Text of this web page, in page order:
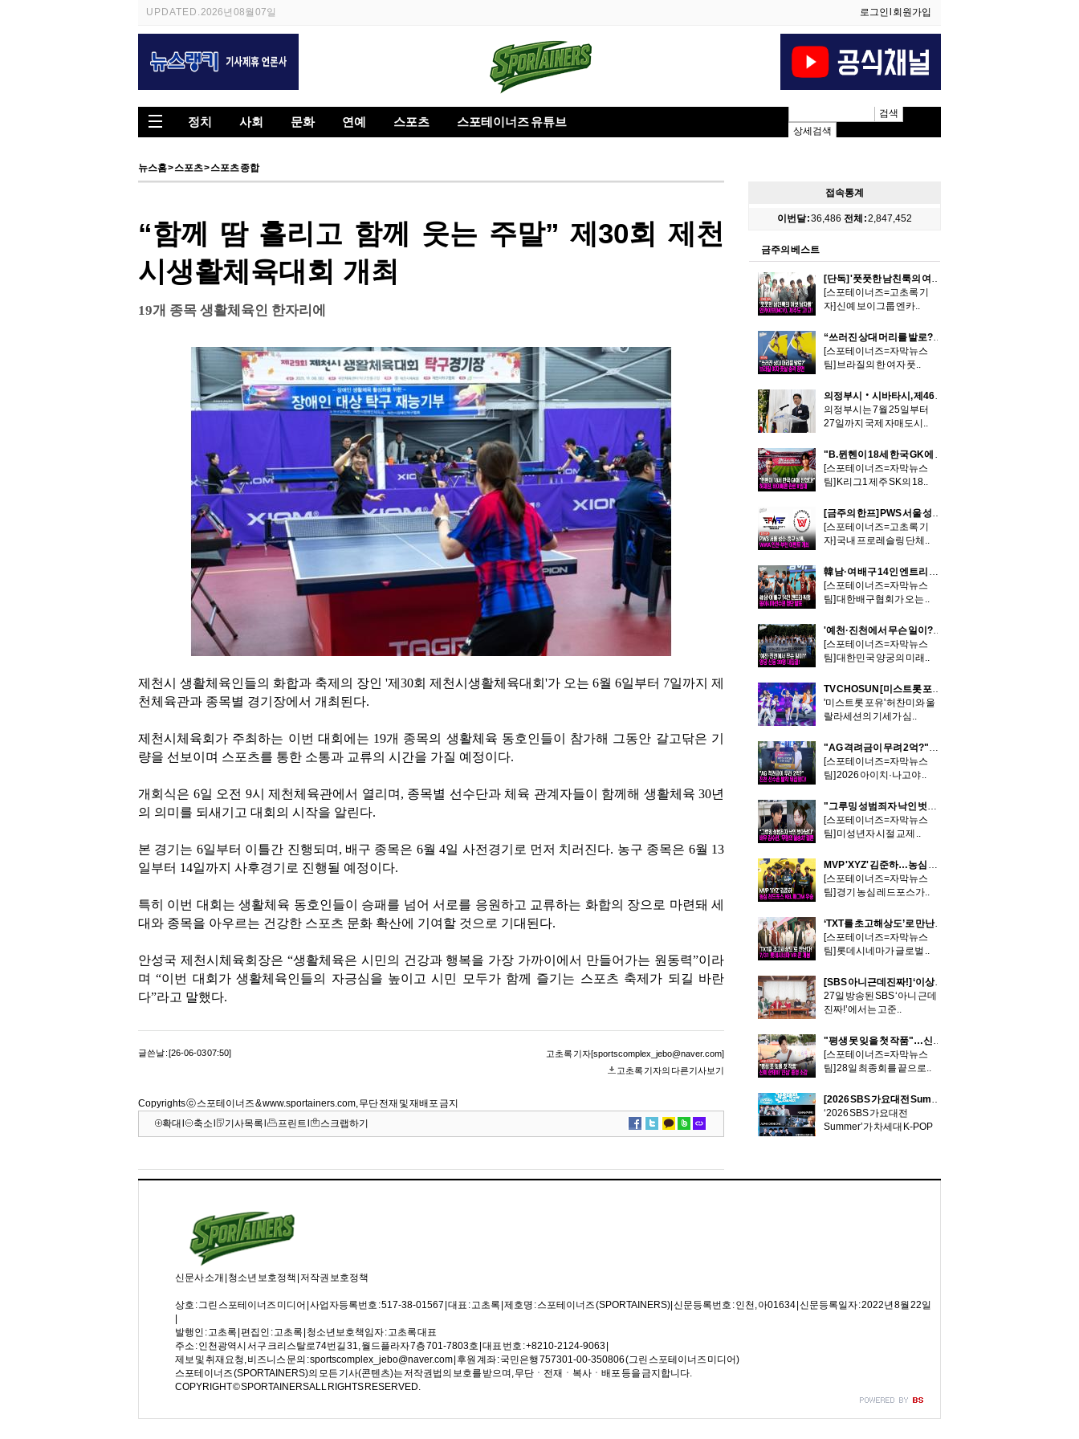
UPDATED.2026년 08월 07일 로그인 회원가입
검색
상세검색
정치 사회 문화 연예 스포츠 스포테이너즈 유튜브
뉴스홈>스포츠>스포츠 종합
“함께 땀 흘리고 함께 웃는 주말” 제30회 제천
시생활체육대회 개최
19개 종목 생활체육인 한자리에
제천시 생활체육인들의 화합과 축제의 장인 '제30회 제천시생활체육대회'가 오는 6월 6일부터 7일까지 제
천체육관과 종목별 경기장에서 개최된다.
제천시체육회가 주최하는 이번 대회에는 19개 종목의 생활체육 동호인들이 참가해 그동안 갈고닦은 기
량을 선보이며 스포츠를 통한 소통과 교류의 시간을 가질 예정이다.
개회식은 6일 오전 9시 제천체육관에서 열리며, 종목별 선수단과 체육 관계자들이 함께해 생활체육 30년
의 의미를 되새기고 대회의 시작을 알린다.
본 경기는 6일부터 이틀간 진행되며, 배구 종목은 6월 4일 사전경기로 먼저 치러진다. 농구 종목은 6월 13
일부터 14일까지 사후경기로 진행될 예정이다.
특히 이번 대회는 생활체육 동호인들이 승패를 넘어 서로를 응원하고 교류하는 화합의 장으로 마련돼 세
대와 종목을 아우르는 건강한 스포츠 문화 확산에 기여할 것으로 기대된다.
안성국 제천시체육회장은 “생활체육은 시민의 건강과 행복을 가장 가까이에서 만들어가는 원동력”이라
며 “이번 대회가 생활체육인들의 자긍심을 높이고 시민 모두가 함께 즐기는 스포츠 축제가 되길 바란
다”라고 말했다.
글쓴날 : [26-06-03 07:50]
고초록 기자[sportscomplex_jebo@naver.com]
고초록 기자의 다른기사보기
Copyrights ⓒ 스포테이너즈 & www.sportainers.com, 무단 전재 및 재배포 금지
확대
축소 기사목록 프린트 스크랩하기
접속통계
이번달 :36,486 전체 :2,847,452
금주의 베스트
[단독] '풋풋한 남친룩의 여섯 남자들' 엔카이브(NCV), 스케줄 차 제주도 고!고!
​[스포테이너즈=고초록 기
자] 신예 보이그룹 엔카..
“쓰러진 상대 머리를 발로?” 브라질 여자 풋살 충격 장면
[스포테이너즈=자막뉴스
팀] 브라질의 한 여자 풋..
의정부시‧시바타시, 제46회 친선교환경기로 우정 더하다
의정부시는 7월 25일부터
27일까지 국제 자매도시..
"B.뮌헨이 18세 한국 GK에 반했다!"…제주 허재원, 바이에른 뮌헨 II 임대
[스포테이너즈=자막뉴스
팀] K리그1 제주 SK의 18..
[금주의 한프] PWS 서울 성수-중구 상륙, WWA 인천-부천 이색 이벤트 개최
[스포테이너즈=고초록 기
자] 국내 프로레슬링 단체..
韓 남·여 배구 14인 엔트리 확정…동아시아선수권 명단 발표
[스포테이너즈=자막뉴스
팀] 대한배구협회가 오는 ..
'예천·진천에서 무슨 일이?'…양궁 신동 39명 대집결!
[스포테이너즈=자막뉴스
팀] 대한민국 양궁의 미래..
TV CHOSUN [미스트롯 포유] 허찬미X울랄라세션, '아름다운 밤'으로 무대 압도! 이소나X한경일과 박빙 승부
'미스트롯 포유' 허찬미와 울
랄라세션의 기세가 심..
"AG 격려금이 무려 2억?"…진천 선수촌 발칵 뒤집혔다!
[스포테이너즈=자막뉴스
팀] 2026 아이치·나고야 ..
"그루밍 성범죄자 낙인 벗어났다" 배우 김수현, '무혐의 불송치' 결론
[스포테이너즈=자막뉴스
팀] 미성년자 시절 교제 ..
MVP 'XYZ' 김준하…농심 레드포스 KEL 배그M 우승
[스포테이너즈=자막뉴스
팀] 경기 농심 레드포스가..
‘TXT를 초고해상도’로 만난다!…7/31 롯데시네마 VR 콘서트 개봉
[스포테이너즈=자막뉴스
팀] 롯데시네마가 글로벌 ..
[SBS 아니근데진짜!] ‘이상화♥’ 강남, '아내 한마디면 깨갱“ 강아지와 서열 동급 현실 결혼 생활 대공개!
27일 방송된 SBS ‘아니 근데
진짜!’에서는 고준..
"평생 못 잊을 첫 작품"…신예 한태하 '진심' 종영 소감
[스포테이너즈=자막뉴스
팀] 28일 최종회를 끝으로..
[2026 SBS 가요대전 Summer] 킥플립·알파드라이브원·앤더블, ‘Red Summer Night’ 스페셜 스테이지 예고!
‘2026 SBS 가요대전
Summer’가 차세대 K-POP
신문사 소개 청소년 보호정책 저작권 보호정책
상호 : 그린 스포테이너즈 미디어 | 사업자등록번호 : 517-38-01567 | 대표 : 고초록 | 제호명 : 스포테이너즈 (SPORTAINERS) | 신문등록번호 : 인천, 아01634 | 신문등록일자 : 2022년 8월 22일
발행인 : 고초록 | 편집인 : 고초록 | 청소년보호책임자 : 고초록 대표
주소 : 인천광역시 서구 크리스탈로74번길 31, 월드플라자 7층 701-7803호 | 대표 번호 : +8210-2124-9063 |
제보 및 취재요청, 비즈니스 문의 : sportscomplex_jebo@naver.com | 후원 계좌 : 국민은행 757301-00-350806 (그린 스포테이너즈 미디어)
스포테이너즈 (SPORTAINERS)의 모든 기사(콘텐츠)는 저작권법의 보호를 받으며, 무단ㆍ전재ㆍ복사ㆍ배포 등을 금지합니다.
COPYRIGHT © SPORTAINERS ALL RIGHTS RESERVED.